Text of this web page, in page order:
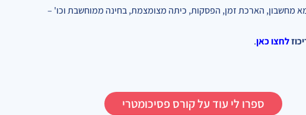
מחשבון, הארכת זמן, הפסקות, כיתה מצומצמת, בחינה ממוחשבת וכו' –
לחצו כאן.
ספרו לי עוד על קורס פסיכומטרי